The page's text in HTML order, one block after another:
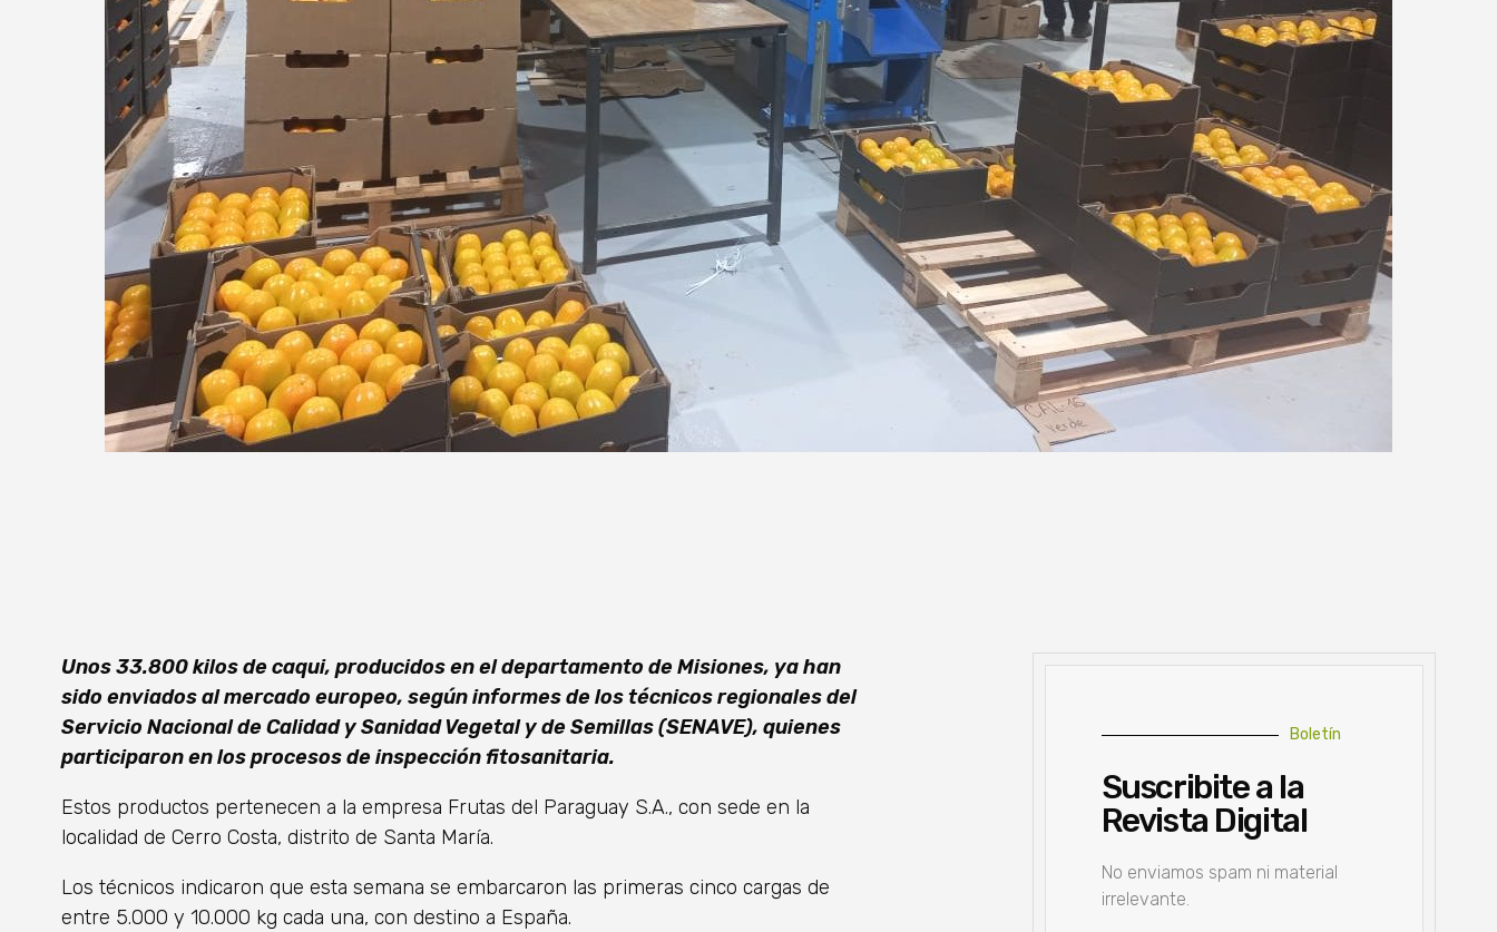
Unos 33.800 kilos de caqui, producidos en el departamento de Misiones, ya han
sido enviados al mercado europeo, según informes de los técnicos regionales del
Servicio Nacional de Calidad y Sanidad Vegetal y de Semillas (SENAVE), quienes
participaron en los procesos de inspección fitosanitaria.
Estos productos pertenecen a la empresa Frutas del Paraguay S.A., con sede en la
localidad de Cerro Costa, distrito de Santa María.
Los técnicos indicaron que esta semana se embarcaron las primeras cinco cargas de
entre 5.000 y 10.000 kg cada una, con destino a España.
Boletín
Suscribite a la
Revista Digital
No enviamos spam ni material
irrelevante.